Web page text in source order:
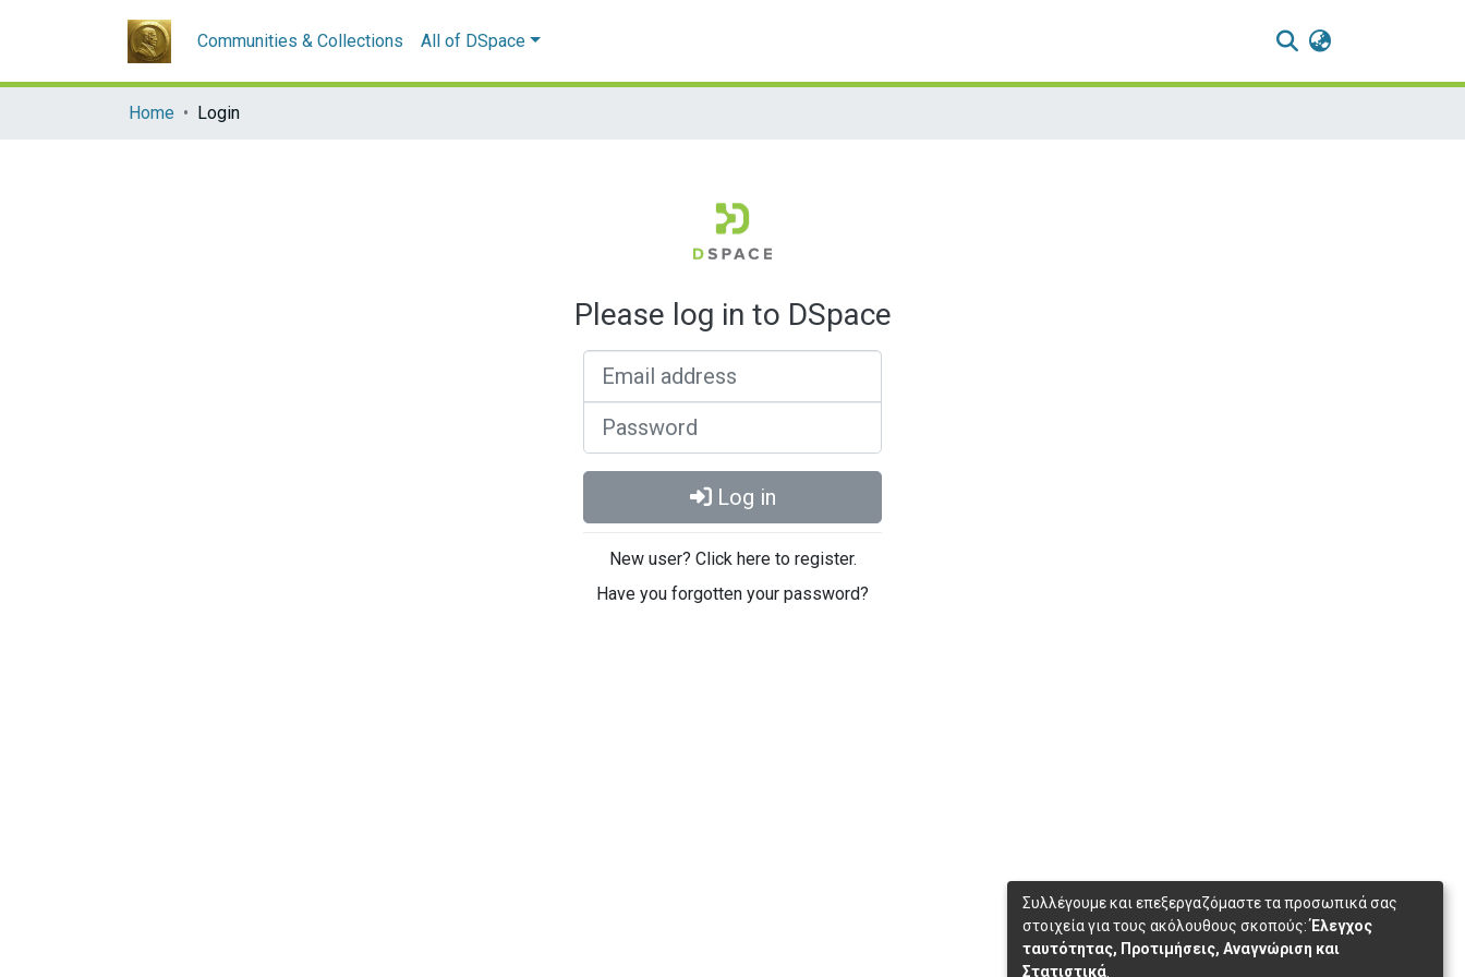
Communities & Collections All of DSpace
Home Login
Please log in to DSpace
Log in
New user? Click here to register.
Have you forgotten your password?
Συλλέγουμε και επεξεργαζόμαστε τα προσωπικά σας
στοιχεία για τους ακόλουθους σκοπούς:Έλεγχος
ταυτότητας, Προτιμήσεις, Αναγνώριση και
Στατιστικά